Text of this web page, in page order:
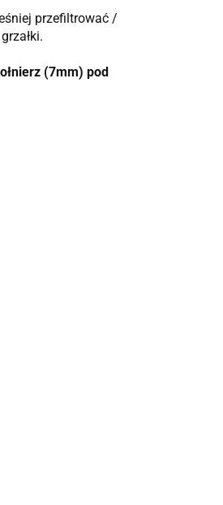
przefiltrować /
(7mm) pod